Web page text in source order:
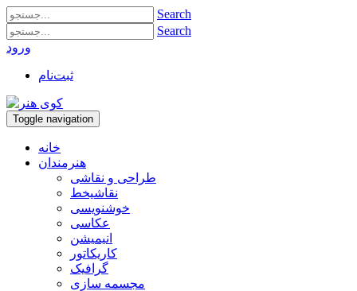
Search
Search
ورود
ثبت‌نام
Toggle navigation
خانه
هنرمندان
طراحی و نقاشی
نقاشیخط
خوشنویسی
عکاسی
انیمیشن
کاریکاتور
گرافیک
مجسمه سازی